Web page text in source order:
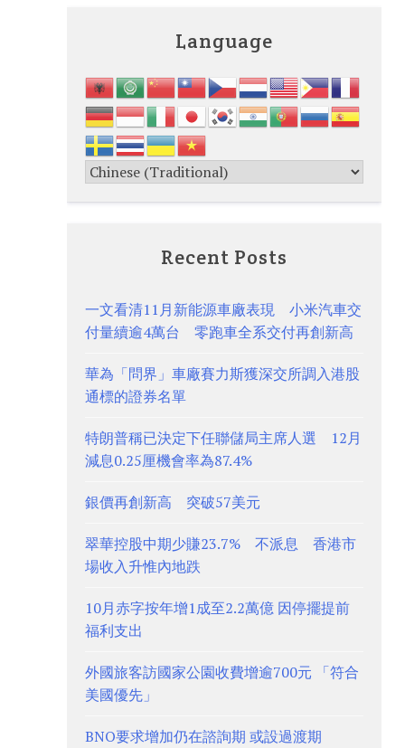
Language
Recent Posts
一文看清11月新能源車廠表現 小米汽車交
付量續逾4萬台 零跑車全系交付再創新高
華為「問界」車廠賽力斯獲深交所調入港股
通標的證券名單
特朗普稱已決定下任聯儲局主席人選 12月
減息0.25厘機會率為87.4%
銀價再創新高 突破57美元
翠華控股中期少賺23.7% 不派息 香港市
場收入升惟內地跌
10月赤字按年增1成至2.2萬億 因停擺提前
福利支出
外國旅客訪國家公園收費增逾700元 「符合
美國優先」
BNO要求增加仍在諮詢期 或設過渡期